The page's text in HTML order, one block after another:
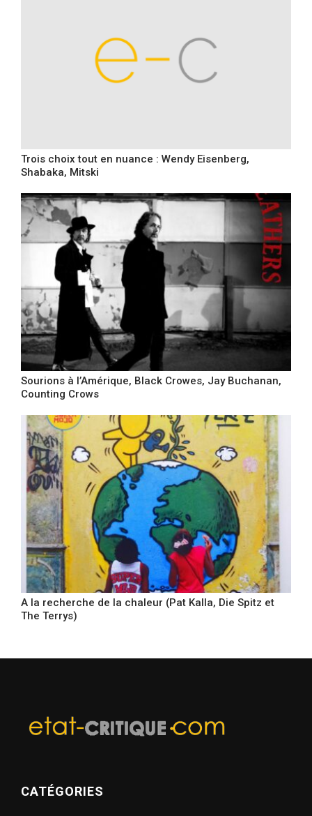
Trois choix tout en nuance : Wendy Eisenberg,
Shabaka, Mitski
Sourions à l’Amérique, Black Crowes, Jay Buchanan,
Counting Crows
A la recherche de la chaleur (Pat Kalla, Die Spitz et
The Terrys)
CATÉGORIES